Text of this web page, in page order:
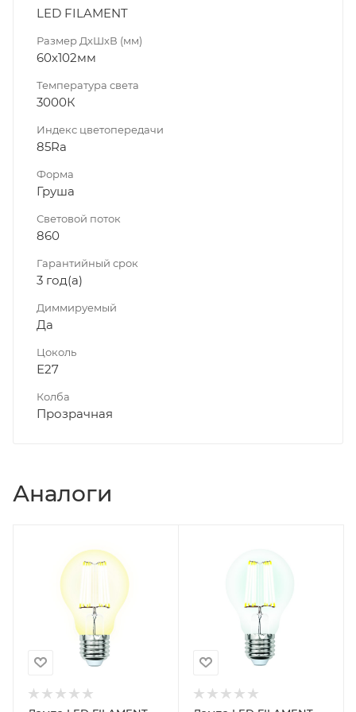
LED FILAMENT
Размер ДхШхВ (мм)
60х102мм
Температура света
3000К
Индекс цветопередачи
85Ra
Форма
Груша
Световой поток
860
Гарантийный срок
3 год(а)
Диммируeмый
Да
Цоколь
Е27
Колба
Прозрачная
Аналоги